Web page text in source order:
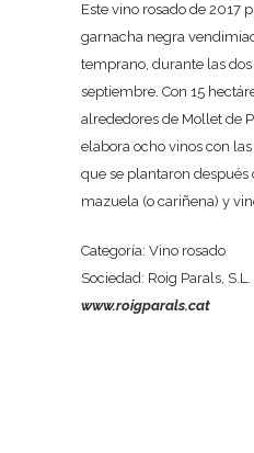
Este vino rosado de 2017
garnacha negra
temprano, durante las
septiembre. Con 15
alrededores de Mollet de
elabora ocho vinos con
que se plantaron después
mazuela (o cariñena) y
Categoría: Vino rosado
Sociedad: Roig Parals, S.L.
www.roigparals.cat